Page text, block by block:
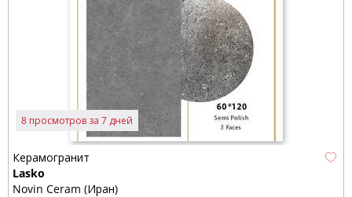
8 просмотров за 7 дней
Керамогранит
Lasko
Novin Ceram (Иран)